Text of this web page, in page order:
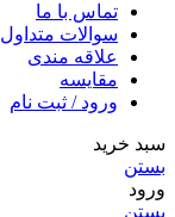
تماس با ما
سوالات متداول
علاقه مندی
مقایسه
ورود / ثبت نام
سبد خرید
بستن
ورود
بستن